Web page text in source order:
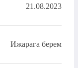
21.08.2023
Ижарага берем